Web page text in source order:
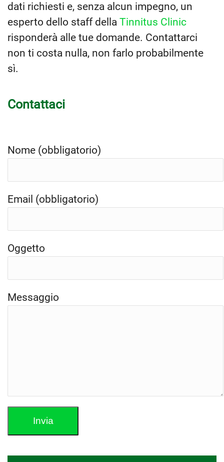
dati richiesti e, senza alcun impegno, un
esperto dello staff della Tinnitus Clinic
risponderà alle tue domande. Contattarci
non ti costa nulla, non farlo probabilmente
sì.
Contattaci
Nome (obbligatorio)
Email (obbligatorio)
Oggetto
Messaggio